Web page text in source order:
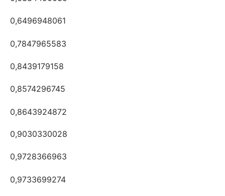
0,6496948061
0,7847965583
0,8439179158
0,8574296745
0,8643924872
0,9030330028
0,9728366963
0,9733699274